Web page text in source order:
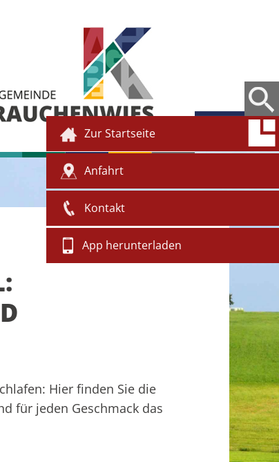
Zur Startseite
Anfahrt
Kontakt
App herunterladen
Hier finden Sie die
für jeden Geschmack das